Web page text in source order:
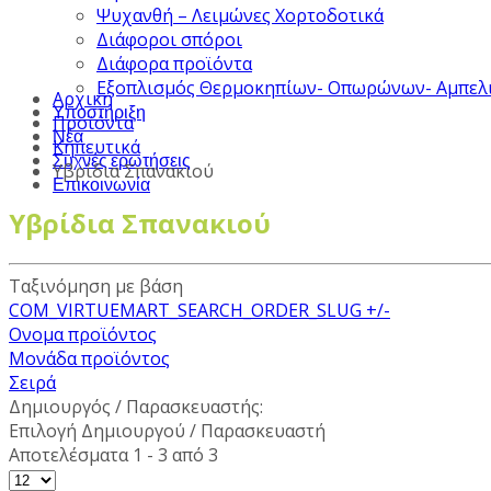
Ψυχανθή – Λειμώνες Χορτοδοτικά
Διάφοροι σπόροι
Διάφορα προϊόντα
Εξοπλισμός Θερμοκηπίων- Οπωρώνων-
Υποστήριξη
Νέα
Συχνές ερωτήσεις
Επικοινωνία
Αρχική
Προϊόντα
Κηπευτικά
Υβρίδια Σπανακιού
Υβρίδια Σπανακιού
Ταξινόμηση με βάση
COM_VIRTUEMART_SEARCH_ORDER_SLUG +/-
Ονομα προϊόντος
Μονάδα προϊόντος
Σειρά
Δημιουργός / Παρασκευαστής:
Επιλογή Δημιουργού / Παρασκευαστή
Αποτελέσματα 1 - 3 από 3